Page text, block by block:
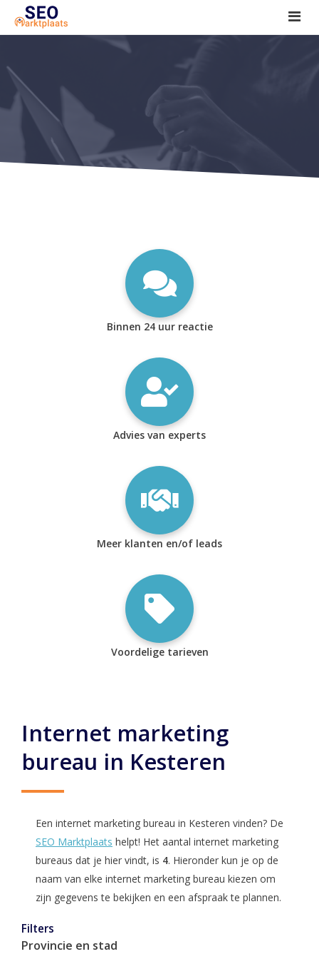
SEO tools reviews
Marketeer bij jou in de buurt?
Offerte
1. Seo voor beginners +
2. Onderzoeken +
Binnen 24 uur reactie
Advies van experts
Meer klanten en/of leads
Voordelige tarieven
Internet marketing
bureau in Kesteren
Een internet marketing bureau in Kesteren vinden? De
SEO Marktplaats helpt! Het aantal internet marketing
bureaus dat je hier vindt, is 4. Hieronder kun je op de
naam van elke internet marketing bureau kiezen om
zijn gegevens te bekijken en een afspraak te plannen.
Filters
Provincie en stad